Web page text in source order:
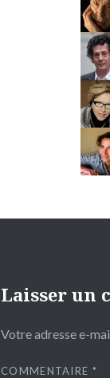
Laisser un
Votre adresse e-
COMMENTAIRE *